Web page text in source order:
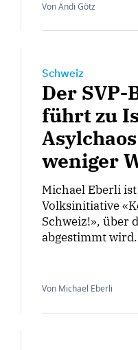
Von Andi Götz
Schweiz
Der SVP-
führt zu
weniger
Michael Eberli ist
Volksinitiative
Schweiz!», über
abgestimmt wird.
Von Michael Eberli